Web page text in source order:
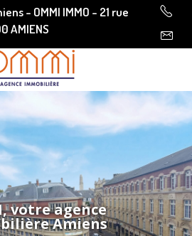
- OMMI IMMO - 21 rue
AMIENS
votre agence
Amiens